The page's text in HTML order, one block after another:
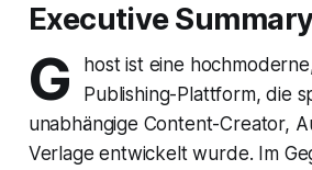
Executive
G
host ist eine
Publishing-Plattform, die
unabhängige Content-Creator,
Verlage entwickelt wurde. Im